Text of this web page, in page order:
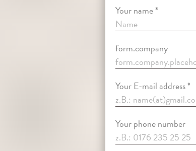
Your name *
form.company
Your E-mail address *
Your phone number